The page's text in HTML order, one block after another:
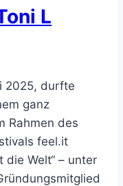
L
2025, durfte
ganz
Rahmen des
feel.it
die Welt“ – unter